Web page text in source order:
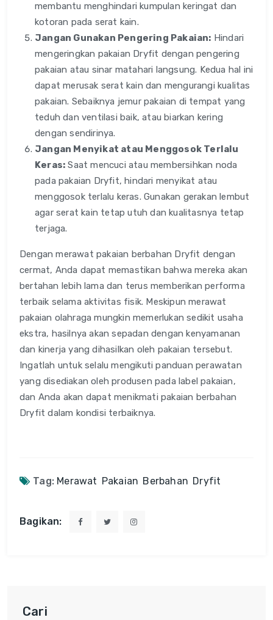
membantu menghindari kumpulan keringat dan
kotoran pada serat kain.
Jangan Gunakan Pengering Pakaian: Hindari
mengeringkan pakaian Dryfit dengan pengering
pakaian atau sinar matahari langsung. Kedua hal ini
dapat merusak serat kain dan mengurangi kualitas
pakaian. Sebaiknya jemur pakaian di tempat yang
teduh dan ventilasi baik, atau biarkan kering
dengan sendirinya.
Jangan Menyikat atau Menggosok Terlalu
Keras: Saat mencuci atau membersihkan noda
pada pakaian Dryfit, hindari menyikat atau
menggosok terlalu keras. Gunakan gerakan lembut
agar serat kain tetap utuh dan kualitasnya tetap
terjaga.
Dengan merawat pakaian berbahan Dryfit dengan
cermat, Anda dapat memastikan bahwa mereka akan
bertahan lebih lama dan terus memberikan performa
terbaik selama aktivitas fisik. Meskipun merawat
pakaian olahraga mungkin memerlukan sedikit usaha
ekstra, hasilnya akan sepadan dengan kenyamanan
dan kinerja yang dihasilkan oleh pakaian tersebut.
Ingatlah untuk selalu mengikuti panduan perawatan
yang disediakan oleh produsen pada label pakaian,
dan Anda akan dapat menikmati pakaian berbahan
Dryfit dalam kondisi terbaiknya.
Tag: Merawat Pakaian Berbahan Dryfit
Bagikan:
Cari